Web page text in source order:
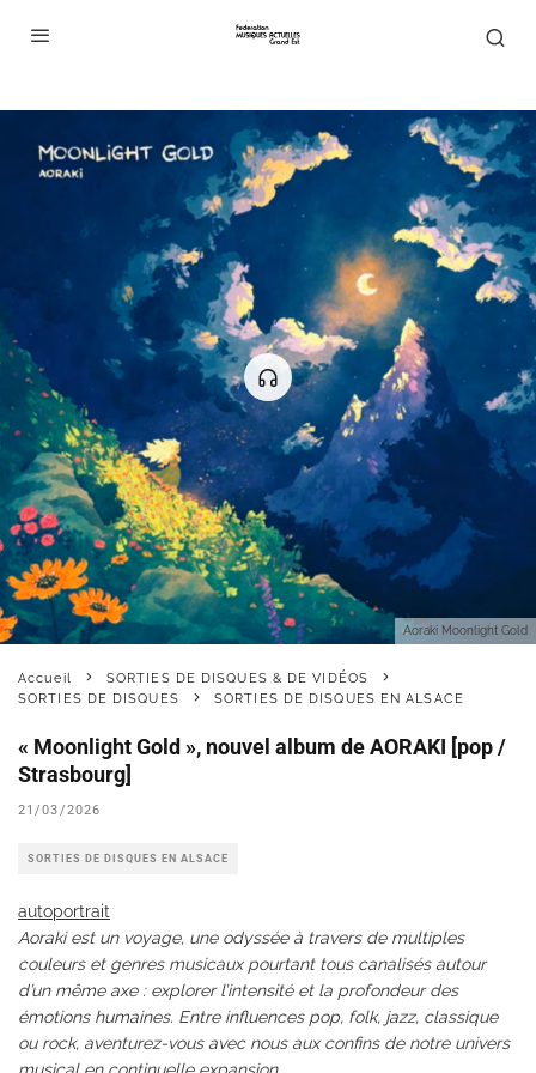
Aoraki Moonlight Gold
Accueil
SORTIES DE DISQUES & DE VIDÉOS
SORTIES DE DISQUES
SORTIES DE DISQUES EN ALSACE
« Moonlight Gold », nouvel album de AORAKI [pop /
Strasbourg]
21/03/2026
SORTIES DE DISQUES EN ALSACE
autoportrait
Aoraki est un voyage, une odyssée à travers de multiples
couleurs et genres musicaux pourtant tous canalisés autour
d’un même axe : explorer l’intensité et la profondeur des
émotions humaines. Entre influences pop, folk, jazz, classique
ou rock, aventurez-vous avec nous aux confins de notre univers
musical en continuelle expansion.